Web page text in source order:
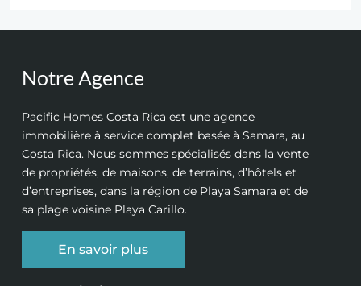
Notre Agence
Pacific Homes Costa Rica est une agence
immobilière à service complet basée à Samara, au
Costa Rica. Nous sommes spécialisés dans la vente
de propriétés, de maisons, de terrains, d’hôtels et
d’entreprises, dans la région de Playa Samara et de
sa plage voisine Playa Carillo.
En savoir plus